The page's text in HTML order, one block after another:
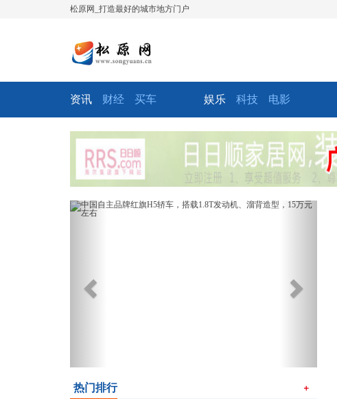
松原网_打造最好的城市地方门户
资讯 财经 买车 娱乐 科技 电影
Previous Next
热门排行 ＋